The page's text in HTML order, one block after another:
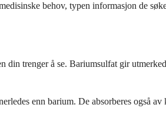
behov, typen informasjon de
trenger å se. Bariumsulfat gir
enn barium. De absorberes også